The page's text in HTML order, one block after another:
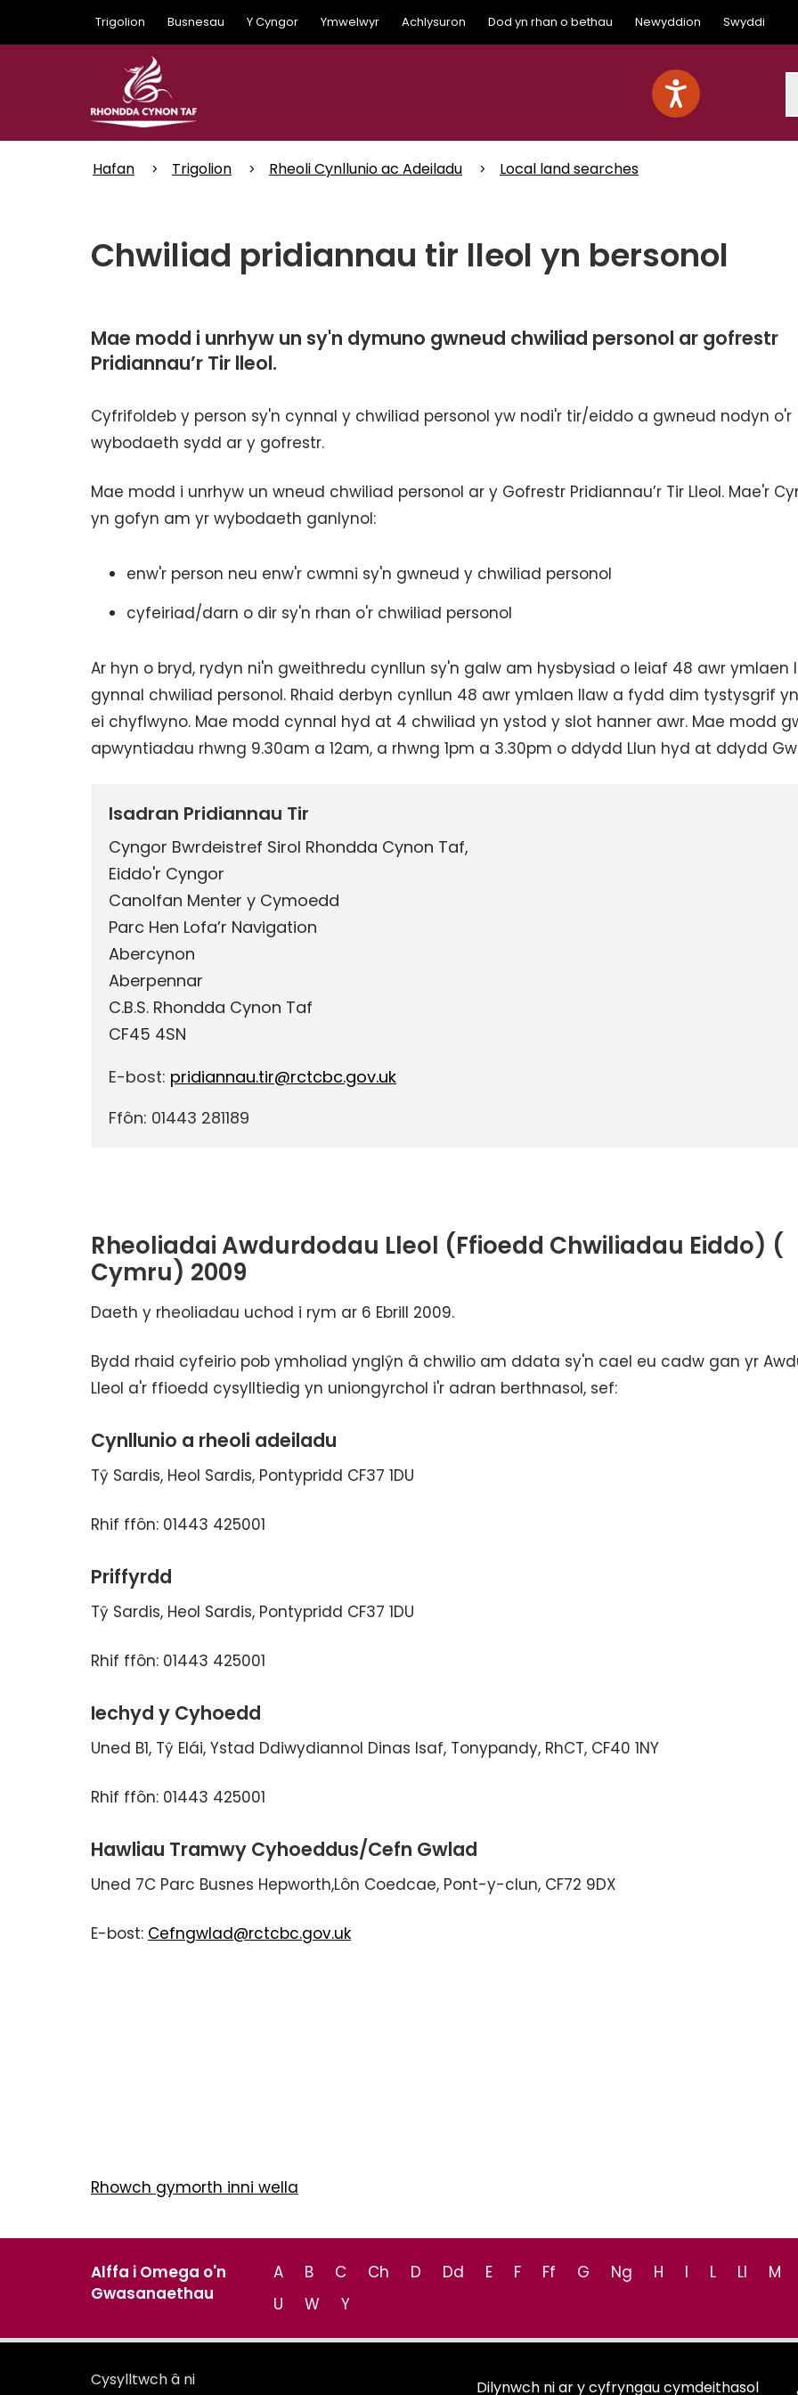
main
Trigolion Busnesau Y Cyngor Ymwelwyr Achlysuron Dod yn rhan o bethau Newyddion Swyddi
Hafan Trigolion Rheoli Cynllunio ac Adeiladu Local land searches
Chwiliad pridiannau tir lleol yn bersonol
Mae modd i unrhyw un sy'n dymuno gwneud chwiliad personol ar gofrestr
Pridiannau’r Tir lleol.
Cyfrifoldeb y person sy'n cynnal y chwiliad personol yw nodi'r tir/eiddo a gwneud nodyn o'r
wybodaeth sydd ar y gofrestr.
Mae modd i unrhyw un wneud chwiliad personol ar y Gofrestr Pridiannau’r Tir Lleol. Mae'r
yn gofyn am yr wybodaeth ganlynol:
enw'r person neu enw'r cwmni sy'n gwneud y chwiliad personol
cyfeiriad/darn o dir sy'n rhan o'r chwiliad personol
Ar hyn o bryd, rydyn ni'n gweithredu cynllun sy'n galw am hysbysiad o leiaf 48 awr ymlaen
gynnal chwiliad personol. Rhaid derbyn cynllun 48 awr ymlaen llaw a fydd dim tystysgrif
ei chyflwyno. Mae modd cynnal hyd at 4 chwiliad yn ystod y slot hanner awr. Mae modd
apwyntiadau rhwng 9.30am a 12am, a rhwng 1pm a 3.30pm o ddydd Llun hyd at ddydd
Isadran Pridiannau Tir
Cyngor Bwrdeistref Sirol Rhondda Cynon Taf,
Eiddo'r Cyngor
Canolfan Menter y Cymoedd
Parc Hen Lofa’r Navigation
Abercynon
Aberpennar
C.B.S. Rhondda Cynon Taf
CF45 4SN
E-bost: pridiannau.tir@rctcbc.gov.uk
Ffôn: 01443 281189
Rheoliadai Awdurdodau Lleol (Ffioedd Chwiliadau Eiddo) (
Cymru) 2009
Daeth y rheoliadau uchod i rym ar 6 Ebrill 2009.
Bydd rhaid cyfeirio pob ymholiad ynglŷn â chwilio am ddata sy'n cael eu cadw gan yr
Lleol a'r ffioedd cysylltiedig yn uniongyrchol i'r adran berthnasol, sef:
Cynllunio a rheoli adeiladu
Tŷ Sardis, Heol Sardis, Pontypridd CF37 1DU
Rhif ffôn: 01443 425001
Priffyrdd
Tŷ Sardis, Heol Sardis, Pontypridd CF37 1DU
Rhif ffôn: 01443 425001
Iechyd y Cyhoedd
Uned B1, Tŷ Elái, Ystad Ddiwydiannol Dinas Isaf, Tonypandy, RhCT, CF40 1NY
Rhif ffôn: 01443 425001
Hawliau Tramwy Cyhoeddus/Cefn Gwlad
Uned 7C Parc Busnes Hepworth,Lôn Coedcae, Pont-y-clun, CF72 9DX
E-bost: Cefngwlad@rctcbc.gov.uk
Rhowch gymorth inni wella
Alffa i Omega o'n
Gwasanaethau
A B C Ch D Dd E F Ff G Ng H I L Ll M
U
W Y
Cysylltwch â ni Dilynwch ni ar y cyfryngau cymdeithasol